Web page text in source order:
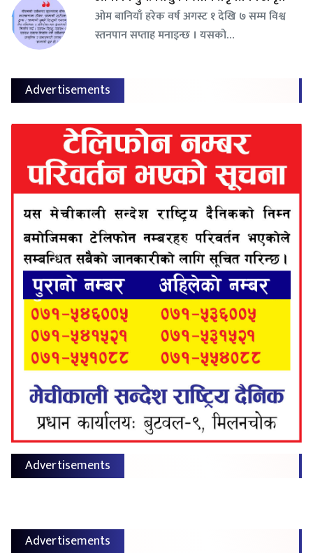
ओम बानियाँ हरेक वर्ष अगस्ट १ देखि ७ सम्म विश्व
स्तनपान सप्ताह मनाइन्छ । यसको…
Advertisements
Advertisements
Advertisements